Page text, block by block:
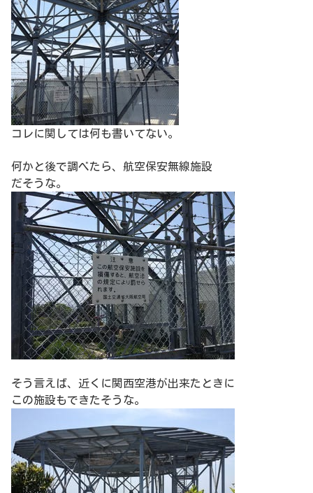
コレに関しては何も書いてない。
何かと後で調べたら、航空保安無線施設
だそうな。
そう言えば、近くに関西空港が出来たときに
この施設もできたそうな。